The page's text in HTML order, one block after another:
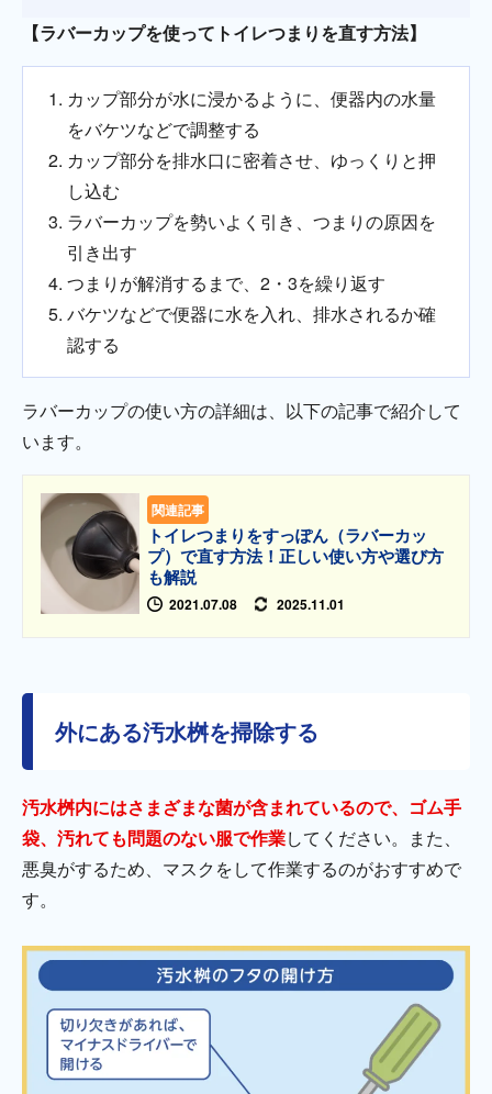
【ラバーカップを使ってトイレつまりを直す方法】
カップ部分が水に浸かるように、便器内の水量
をバケツなどで調整する
カップ部分を排水口に密着させ、ゆっくりと押
し込む
ラバーカップを勢いよく引き、つまりの原因を
引き出す
つまりが解消するまで、2・3を繰り返す
バケツなどで便器に水を入れ、排水されるか確
認する
ラバーカップの使い方の詳細は、以下の記事で紹介して
います。
関連記事
トイレつまりをすっぽん（ラバーカッ
プ）で直す方法！正しい使い方や選び方
も解説
2021.07.08 2025.11.01
外にある汚水桝を掃除する
汚水桝内にはさまざまな菌が含まれているので、ゴム手
袋、汚れても問題のない服で作業してください。また、
悪臭がするため、マスクをして作業するのがおすすめで
す。